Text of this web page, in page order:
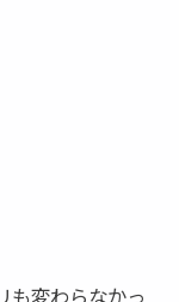
も変わらなかっ